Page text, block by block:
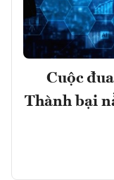
Cuộc
Thành bại